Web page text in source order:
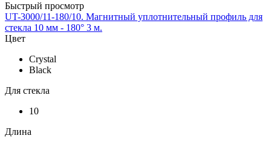
Быстрый просмотр
UT-3000/11-180/10. Магнитный уплотнительный профиль для
стекла 10 мм - 180° 3 м.
Цвет
Crystal
Black
Для стекла
10
Длина